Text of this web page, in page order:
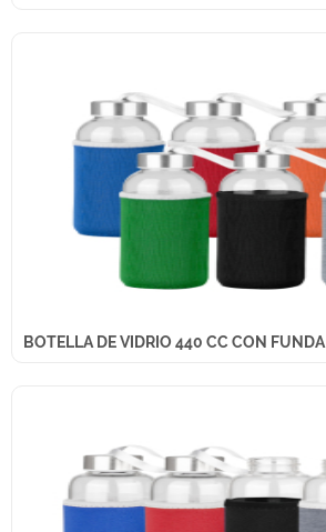
BOTELLA DE VIDRIO 440 CC CON FUNDA